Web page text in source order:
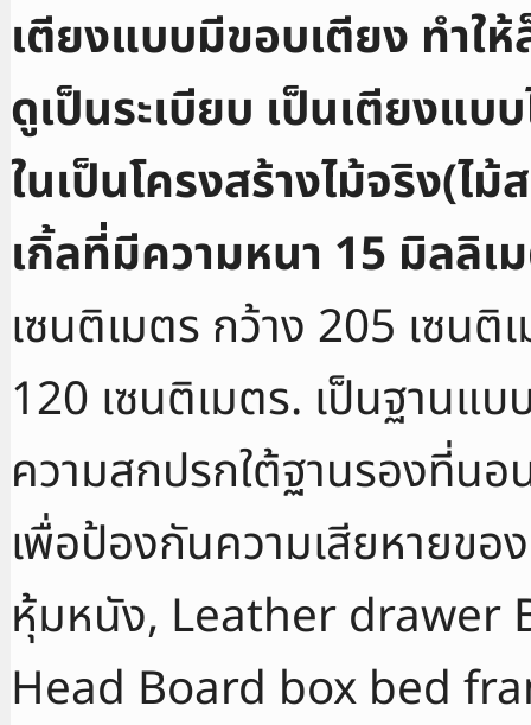
เตียงแบบมีขอบเตียง ทำใ
ดูเป็นระเบียบ เป็นเตียงแบ
ในเป็นโครงสร้างไม้จริง(
เกิ้ลที่มีความหนา 15 มิลลิเ
เซนติเมตร กว้าง 205 เซนติ
120 เซนติเมตร. เป็นฐานแ
ความสกปรกใต้ฐานรองที่น
เพื่อป้องกันความเสียหายข
หุ้มหนัง, Leather
Head Board box bed